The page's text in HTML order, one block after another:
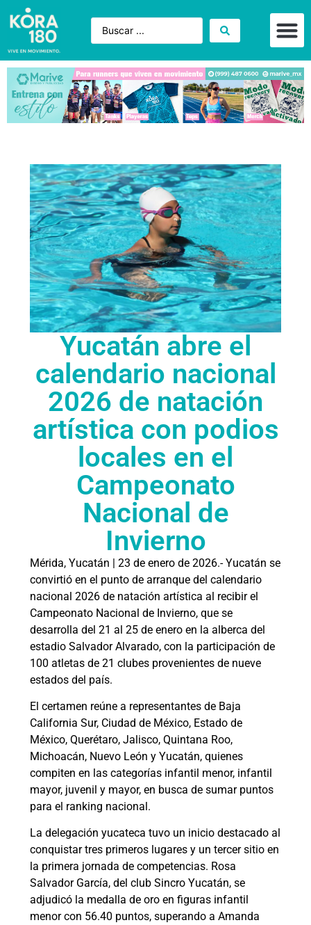
Yucatán abre el
calendario nacional
2026 de natación
artística con podios
locales en el
Campeonato
Nacional de
Invierno
Mérida, Yucatán | 23 de enero de 2026.- Yucatán se
convirtió en el punto de arranque del calendario
nacional 2026 de natación artística al recibir el
Campeonato Nacional de Invierno, que se
desarrolla del 21 al 25 de enero en la alberca del
estadio Salvador Alvarado, con la participación de
100 atletas de 21 clubes provenientes de nueve
estados del país.
El certamen reúne a representantes de Baja
California Sur, Ciudad de México, Estado de
México, Querétaro, Jalisco, Quintana Roo,
Michoacán, Nuevo León y Yucatán, quienes
compiten en las categorías infantil menor, infantil
mayor, juvenil y mayor, en busca de sumar puntos
para el ranking nacional.
La delegación yucateca tuvo un inicio destacado al
conquistar tres primeros lugares y un tercer sitio en
la primera jornada de competencias. Rosa
Salvador García, del club Sincro Yucatán, se
adjudicó la medalla de oro en figuras infantil
menor con 56.40 puntos, superando a Amanda